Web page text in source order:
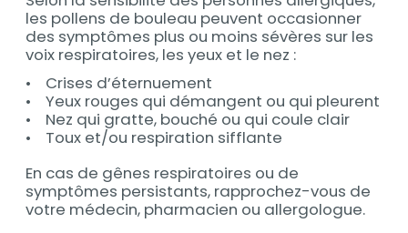
les pollens de bouleau peuvent occasionner
des symptômes plus ou moins sévères sur les
voix respiratoires, les yeux et le nez :
• Crises d’éternuement
• Yeux rouges qui démangent ou qui pleurent
• Nez qui gratte, bouché ou qui coule clair
• Toux et/ou respiration sifflante
En cas de gênes respiratoires ou de
symptômes persistants, rapprochez-vous de
votre médecin, pharmacien ou allergologue.